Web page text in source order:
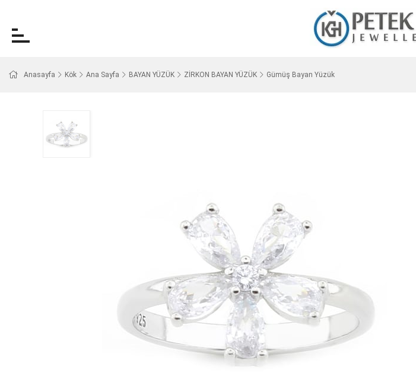
Anasayfa Kök Ana Sayfa BAYAN YÜZÜK ZİRKON BAYAN YÜZÜK Gümüş Bayan Yüzük